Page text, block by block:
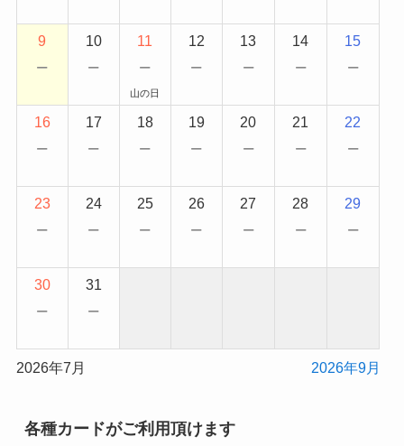
9
−
10
−
11
−
山の日
12
−
13
−
14
−
15
−
16
−
17
−
18
−
19
−
20
−
21
−
22
−
23
−
24
−
25
−
26
−
27
−
28
−
29
−
30
−
31
−
2026年7月 2026年9月
各種カードがご利用頂けます